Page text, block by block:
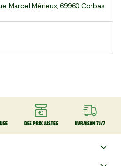
Marcel Mérieux, 69960 Corbas
Des prix justes Livraison 7J/7